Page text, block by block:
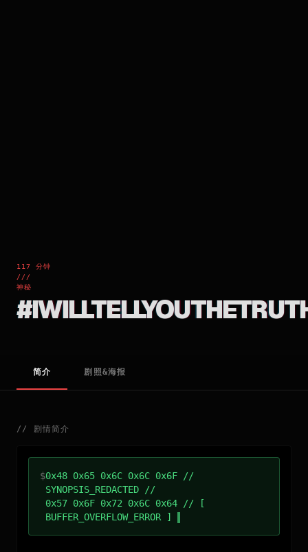
117 分钟
///
神秘
简介 剧照&海报
// 剧情简介
$0x48 0x65 0x6C 0x6C 0x6F //
SYNOPSIS_REDACTED //
0x57 0x6F 0x72 0x6C 0x64 // [
BUFFER_OVERFLOW_ERROR ]